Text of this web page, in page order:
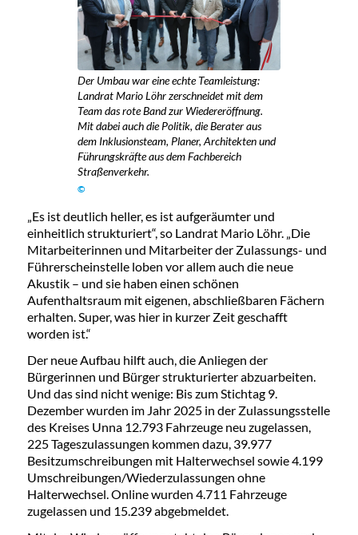
Der Umbau war eine echte Teamleistung:
Landrat Mario Löhr zerschneidet mit dem
Team das rote Band zur Wiedereröffnung.
Mit dabei auch die Politik, die Berater aus
dem Inklusionsteam, Planer, Architekten und
Führungskräfte aus dem Fachbereich
Straßenverkehr.
©
„Es ist deutlich heller, es ist aufgeräumter und
einheitlich strukturiert“, so Landrat Mario Löhr. „Die
Mitarbeiterinnen und Mitarbeiter der Zulassungs- und
Führerscheinstelle loben vor allem auch die neue
Akustik – und sie haben einen schönen
Aufenthaltsraum mit eigenen, abschließbaren Fächern
erhalten. Super, was hier in kurzer Zeit geschafft
worden ist.“
Der neue Aufbau hilft auch, die Anliegen der
Bürgerinnen und Bürger strukturierter abzuarbeiten.
Und das sind nicht wenige: Bis zum Stichtag 9.
Dezember wurden im Jahr 2025 in der Zulassungsstelle
des Kreises Unna 12.793 Fahrzeuge neu zugelassen,
225 Tageszulassungen kommen dazu, 39.977
Besitzumschreibungen mit Halterwechsel sowie 4.199
Umschreibungen/Wiederzulassungen ohne
Halterwechsel. Online wurden 4.711 Fahrzeuge
zugelassen und 15.239 abgebmeldet.